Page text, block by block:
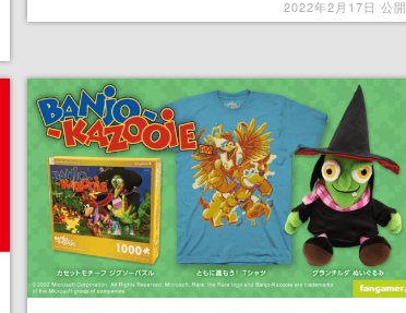
2022年2月17日 公開